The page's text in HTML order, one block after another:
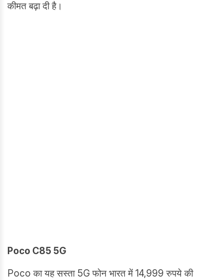
कीमत बढ़ा दी है।
Poco C85 5G
Poco का यह सस्ता 5G फोन भारत में 14,999 रुपये की